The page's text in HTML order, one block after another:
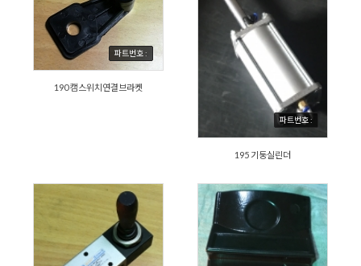
파트번호 :
190 캠스위치연결브라켓
파트번호 :
195 기둥실린더